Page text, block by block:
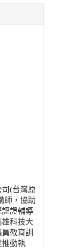
(台灣原
師，協助
證輔導
科技大
教育訓
推動執